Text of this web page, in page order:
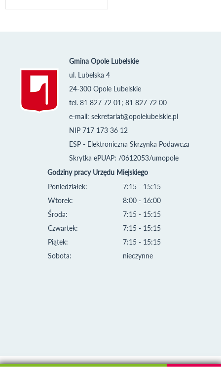
Gmina Opole Lubelskie
ul. Lubelska 4
24-300 Opole Lubelskie
tel. 81 827 72 01; 81 827 72 00
e-mail: sekretariat@opolelubelskie.pl
NIP 717 173 36 12
ESP - Elektroniczna Skrzynka Podawcza
Skrytka ePUAP: /0612053/umopole
Godziny pracy Urzędu Miejskiego
Poniedziałek:
Wtorek:
Środa:
Czwartek:
Piątek:
Sobota:
7:15 - 15:15
8:00 - 16:00
7:15 - 15:15
7:15 - 15:15
7:15 - 15:15
nieczynne